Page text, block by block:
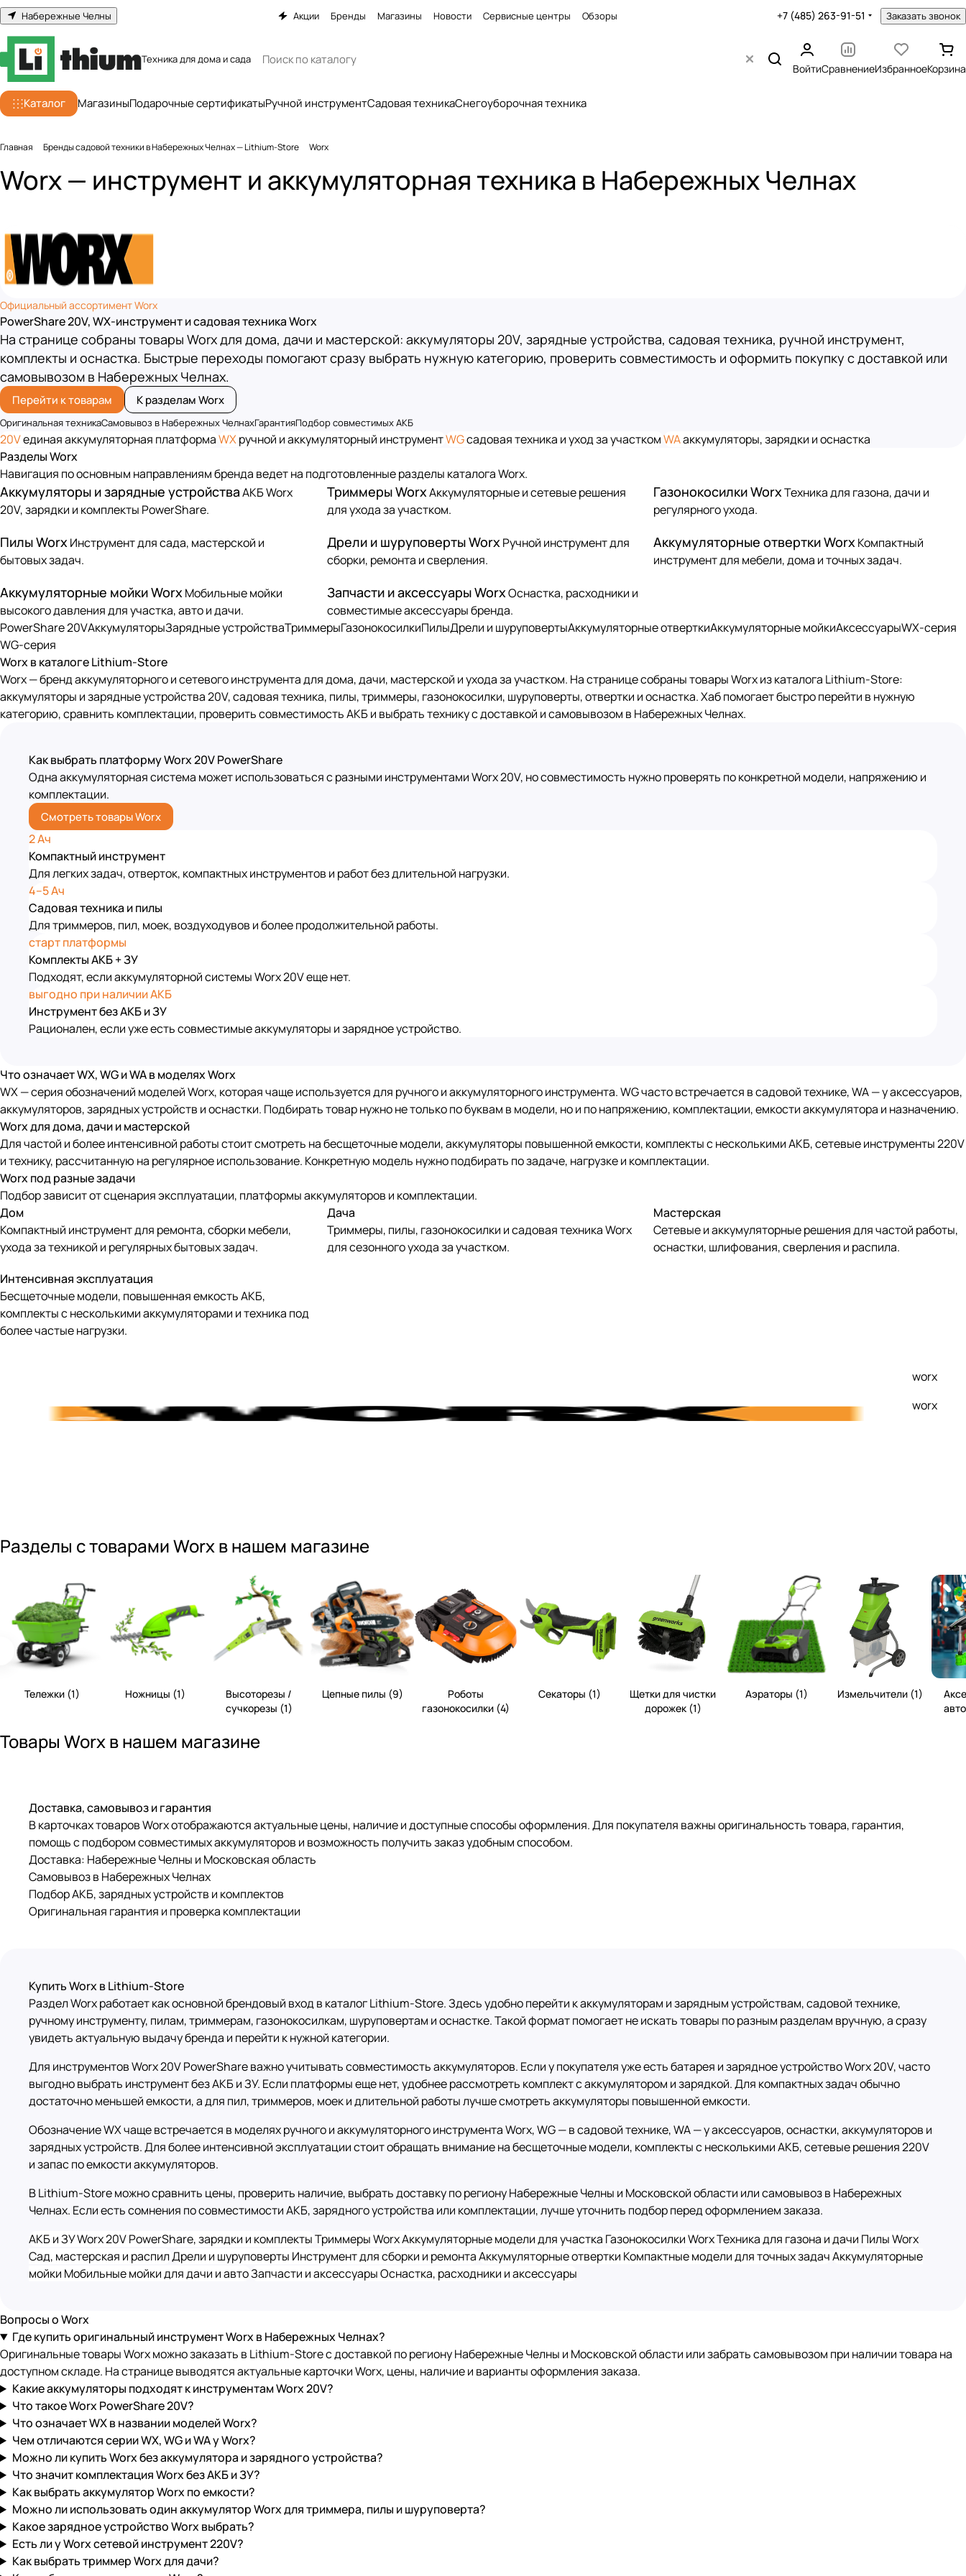
Набережные Челны Акции Бренды Магазины Новости Сервисные центры Обзоры +7 (485) 263-91-51 Заказать звонок
Техника для дома и сада
ВойтиСравнениеИзбранноеКорзина
Каталог МагазиныПодарочные сертификатыРучной инструментСадовая техникаСнегоуборочная техника
Главная Бренды садовой техники в Набережных Челнах — Lithium-Store Worx
Worx — инструмент и аккумуляторная техника в Набережных Челнах
Официальный ассортимент Worx
PowerShare 20V, WX-инструмент и садовая техника Worx
На странице собраны товары Worx для дома, дачи и мастерской: аккумуляторы 20V, зарядные устройства, садовая техника, ручной инструмент,
комплекты и оснастка. Быстрые переходы помогают сразу выбрать нужную категорию, проверить совместимость и оформить покупку с доставкой или
самовывозом в Набережных Челнах.
Перейти к товарам К разделам Worx
Оригинальная техникаСамовывоз в Набережных ЧелнахГарантияПодбор совместимых АКБ
20Vединая аккумуляторная платформаWXручной и аккумуляторный инструментWGсадовая техника и уход за участкомWAаккумуляторы, зарядки и оснастка
Разделы Worx
Навигация по основным направлениям бренда ведет на подготовленные разделы каталога Worx.
Аккумуляторы и зарядные устройстваАКБ Worx
20V, зарядки и комплекты PowerShare.
Триммеры WorxАккумуляторные и сетевые решения
для ухода за участком.
Газонокосилки WorxТехника для газона, дачи и
регулярного ухода.
Пилы WorxИнструмент для сада, мастерской и
бытовых задач.
Дрели и шуруповерты WorxРучной инструмент для
сборки, ремонта и сверления.
Аккумуляторные отвертки WorxКомпактный
инструмент для мебели, дома и точных задач.
Аккумуляторные мойки WorxМобильные мойки
высокого давления для участка, авто и дачи.
Запчасти и аксессуары WorxОснастка, расходники и
совместимые аксессуары бренда.
PowerShare 20VАккумуляторыЗарядные устройстваТриммерыГазонокосилкиПилыДрели и шуруповертыАккумуляторные отверткиАккумуляторные мойкиАксессуарыWX-серия
WG-серия
Worx в каталоге Lithium-Store
Worx — бренд аккумуляторного и сетевого инструмента для дома, дачи, мастерской и ухода за участком. На странице собраны товары Worx из каталога Lithium-Store:
аккумуляторы и зарядные устройства 20V, садовая техника, пилы, триммеры, газонокосилки, шуруповерты, отвертки и оснастка. Хаб помогает быстро перейти в нужную
категорию, сравнить комплектации, проверить совместимость АКБ и выбрать технику с доставкой и самовывозом в Набережных Челнах.
Как выбрать платформу Worx 20V PowerShare
Одна аккумуляторная система может использоваться с разными инструментами Worx 20V, но совместимость нужно проверять по конкретной модели, напряжению и
комплектации.
Смотреть товары Worx
2 Ач
Компактный инструмент
Для легких задач, отверток, компактных инструментов и работ без длительной нагрузки.
4–5 Ач
Садовая техника и пилы
Для триммеров, пил, моек, воздуходувов и более продолжительной работы.
старт платформы
Комплекты АКБ + ЗУ
Подходят, если аккумуляторной системы Worx 20V еще нет.
выгодно при наличии АКБ
Инструмент без АКБ и ЗУ
Рационален, если уже есть совместимые аккумуляторы и зарядное устройство.
Что означает WX, WG и WA в моделях Worx
WX — серия обозначений моделей Worx, которая чаще используется для ручного и аккумуляторного инструмента. WG часто встречается в садовой технике, WA — у аксессуаров,
аккумуляторов, зарядных устройств и оснастки. Подбирать товар нужно не только по буквам в модели, но и по напряжению, комплектации, емкости аккумулятора и назначению.
Worx для дома, дачи и мастерской
Для частой и более интенсивной работы стоит смотреть на бесщеточные модели, аккумуляторы повышенной емкости, комплекты с несколькими АКБ, сетевые инструменты 220V
и технику, рассчитанную на регулярное использование. Конкретную модель нужно подбирать по задаче, нагрузке и комплектации.
Worx под разные задачи
Подбор зависит от сценария эксплуатации, платформы аккумуляторов и комплектации.
Дом
Компактный инструмент для ремонта, сборки мебели,
ухода за техникой и регулярных бытовых задач.
Дача
Триммеры, пилы, газонокосилки и садовая техника Worx
для сезонного ухода за участком.
Мастерская
Сетевые и аккумуляторные решения для частой работы,
оснастки, шлифования, сверления и распила.
Интенсивная эксплуатация
Бесщеточные модели, повышенная емкость АКБ,
комплекты с несколькими аккумуляторами и техника под
более частые нагрузки.
worx
worx
Разделы с товарами Worx в нашем магазине
Тележки (1) Ножницы (1)
Высоторезы /
сучкорезы (1)
Цепные пилы (9)
Роботы
газонокосилки (4)
Секаторы (1)
Щетки для чистки
дорожек (1)
Аэраторы (1) Измельчители (1)
Товары Worx в нашем магазине
Доставка, самовывоз и гарантия
В карточках товаров Worx отображаются актуальные цены, наличие и доступные способы оформления. Для покупателя важны оригинальность товара, гарантия,
помощь с подбором совместимых аккумуляторов и возможность получить заказ удобным способом.
Доставка: Набережные Челны и Московская область
Самовывоз в Набережных Челнах
Подбор АКБ, зарядных устройств и комплектов
Оригинальная гарантия и проверка комплектации
Купить Worx в Lithium-Store
Раздел Worx работает как основной брендовый вход в каталог Lithium-Store. Здесь удобно перейти к аккумуляторам и зарядным устройствам, садовой технике,
ручному инструменту, пилам, триммерам, газонокосилкам, шуруповертам и оснастке. Такой формат помогает не искать товары по разным разделам вручную, а сразу
увидеть актуальную выдачу бренда и перейти к нужной категории.
Для инструментов Worx 20V PowerShare важно учитывать совместимость аккумуляторов. Если у покупателя уже есть батарея и зарядное устройство Worx 20V, часто
выгодно выбрать инструмент без АКБ и ЗУ. Если платформы еще нет, удобнее рассмотреть комплект с аккумулятором и зарядкой. Для компактных задач обычно
достаточно меньшей емкости, а для пил, триммеров, моек и длительной работы лучше смотреть аккумуляторы повышенной емкости.
Обозначение WX чаще встречается в моделях ручного и аккумуляторного инструмента Worx, WG — в садовой технике, WA — у аксессуаров, оснастки, аккумуляторов и
зарядных устройств. Для более интенсивной эксплуатации стоит обращать внимание на бесщеточные модели, комплекты с несколькими АКБ, сетевые решения 220V
и запас по емкости аккумуляторов.
В Lithium-Store можно сравнить цены, проверить наличие, выбрать доставку по региону Набережные Челны и Московской области или самовывоз в Набережных
Челнах. Если есть сомнения по совместимости АКБ, зарядного устройства или комплектации, лучше уточнить подбор перед оформлением заказа.
АКБ и ЗУ Worx20V PowerShare, зарядки и комплектыТриммеры WorxАккумуляторные модели для участка Газонокосилки WorxТехника для газона и дачи Пилы Worx
Сад, мастерская и распилДрели и шуруповерты Инструмент для сборки и ремонтаАккумуляторные отвертки Компактные модели для точных задачАккумуляторные
мойки Мобильные мойки для дачи и автоЗапчасти и аксессуарыОснастка, расходники и аксессуары
Вопросы о Worx
Где купить оригинальный инструмент Worx в Набережных Челнах?
Оригинальные товары Worx можно заказать в Lithium-Store с доставкой по региону Набережные Челны и Московской области или забрать самовывозом при наличии товара на
доступном складе. На странице выводятся актуальные карточки Worx, цены, наличие и варианты оформления заказа.
Какие аккумуляторы подходят к инструментам Worx 20V?
Что такое Worx PowerShare 20V?
Что означает WX в названии моделей Worx?
Чем отличаются серии WX, WG и WA у Worx?
Можно ли купить Worx без аккумулятора и зарядного устройства?
Что значит комплектация Worx без АКБ и ЗУ?
Как выбрать аккумулятор Worx по емкости?
Можно ли использовать один аккумулятор Worx для триммера, пилы и шуруповерта?
Какое зарядное устройство Worx выбрать?
Есть ли у Worx сетевой инструмент 220V?
Как выбрать триммер Worx для дачи?